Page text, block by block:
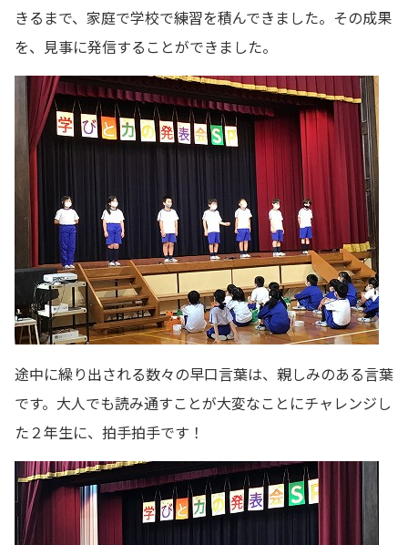
きるまで、家庭で学校で練習を積んできました。その成果
を、見事に発信することができました。
途中に繰り出される数々の早口言葉は、親しみのある言葉
です。大人でも読み通すことが大変なことにチャレンジし
た２年生に、拍手拍手です！